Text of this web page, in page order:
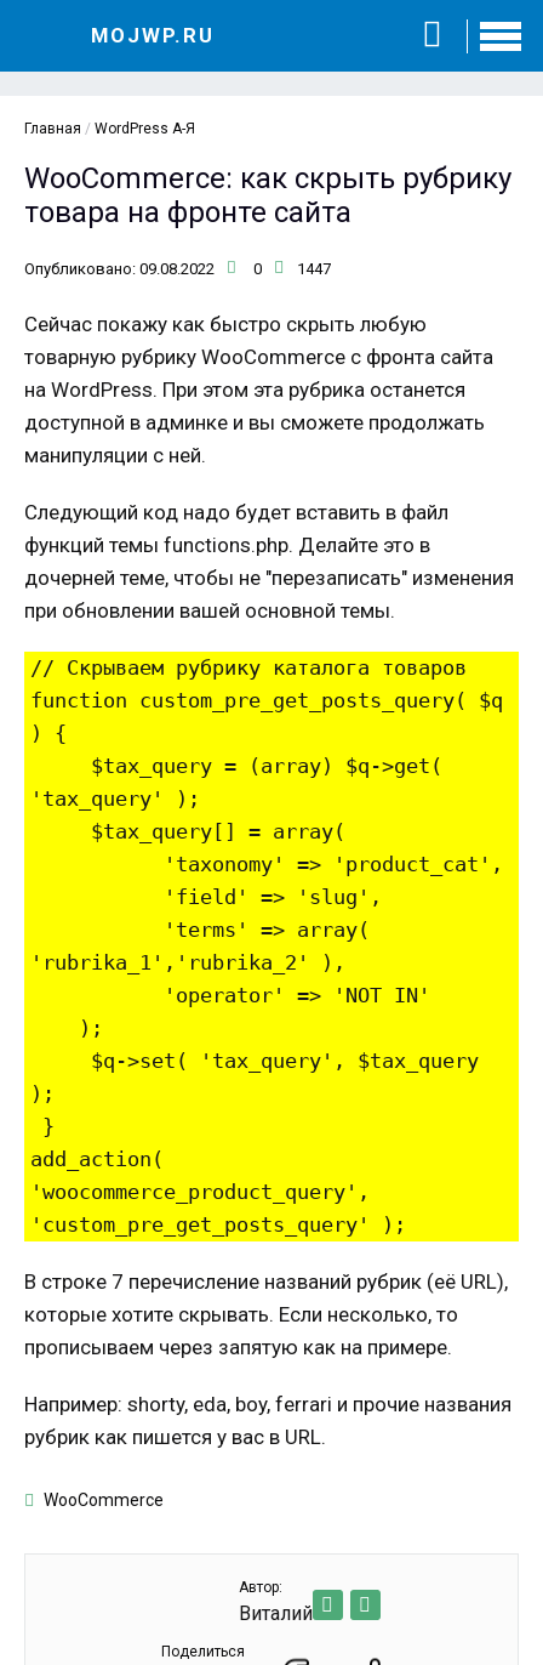
MOJWP.RU
Главная / WordPress А-Я
WooCommerce: как скрыть рубрику
товара на фронте сайта
Опубликовано: 09.08.2022 0 1447
Сейчас покажу как быстро скрыть любую
товарную рубрику WooCommerce с фронта сайта
на WordPress. При этом эта рубрика останется
доступной в админке и вы сможете продолжать
манипуляции с ней.
Следующий код надо будет вставить в файл
функций темы functions.php. Делайте это в
дочерней теме, чтобы не "перезаписать" изменения
при обновлении вашей основной темы.
// Скрываем рубрику каталога товаров
function custom_pre_get_posts_query( $q
) {
'tax_query' );
'rubrika_1','rubrika_2' ),
);
add_action(
'woocommerce_product_query',
В строке 7 перечисление названий рубрик (её URL),
которые хотите скрывать. Если несколько, то
прописываем через запятую как на примере.
Например: shorty, eda, boy, ferrari и прочие названия
рубрик как пишется у вас в URL.
WooCommerce
Автор:
Виталий
Поделиться